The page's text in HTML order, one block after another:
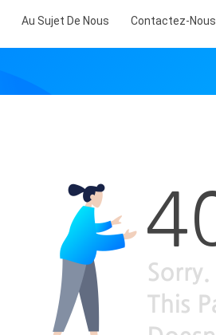
Au Sujet De Nous Contactez-Nous